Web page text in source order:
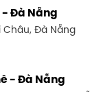
- Đà Nẵng
Châu, Đà Nẵng
- Đà Nẵng